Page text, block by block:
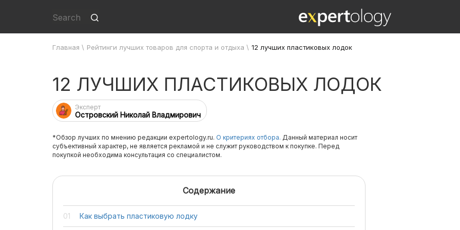
Главная \ Рейтинги лучших товаров для спорта и отдыха \ 12 лучших пластиковых лодок
12 ЛУЧШИХ ПЛАСТИКОВЫХ ЛОДОК
Эксперт
Островский Николай Владмирович
*Обзор лучших по мнению редакции expertology.ru. О критериях отбора. Данный материал носит
субъективный характер, не является рекламой и не служит руководством к покупке. Перед
покупкой необходима консультация со специалистом.
Содержание
Как выбрать пластиковую лодку